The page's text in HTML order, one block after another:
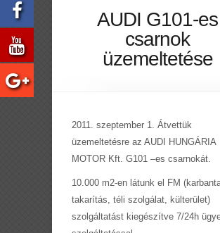
AUDI G101-es
csarnok
üzemeltetése
2011. szeptember 1. Átvettük
üzemeltetésre az AUDI HUNGÁRIA
MOTOR Kft. G1­01 –es csarnokát.
10.000 m2-en látunk el FM
takarítás, téli szolgálat, külterület)
szolgáltatást kiegészítve 7/24h